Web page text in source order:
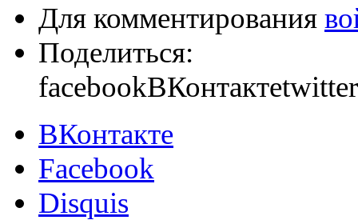
Для комментирования
Поделиться:
facebookВКонтактеtwitter
ВКонтакте
Facebook
Disquis